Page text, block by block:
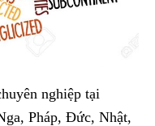
nghiệp tại
Pháp, Đức, Nhật,